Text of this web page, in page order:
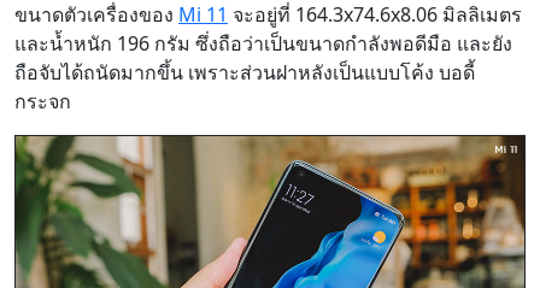
ขนาดตัวเครื่องของ Mi 11 จะอยู่ที่ 164.3x74.6x8.06 มิลลิเมตร
และน้ำหนัก 196 กรัม ซึ่งถือว่าเป็นขนาดกำลังพอดีมือ และยัง
ถือจับได้ถนัดมากขึ้น เพราะส่วนฝาหลังเป็นแบบโค้ง บอดี้
กระจก